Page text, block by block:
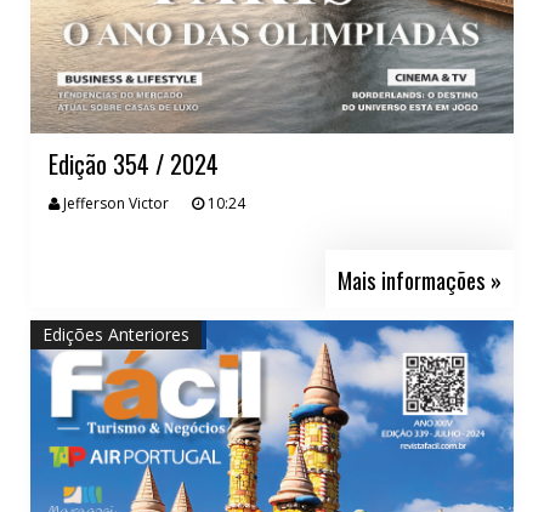
Edição 354 / 2024
Jefferson Victor 10:24
Mais informações »
Edições Anteriores